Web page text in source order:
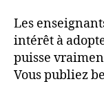
Les
intérêt à
puisse
Vous publiez